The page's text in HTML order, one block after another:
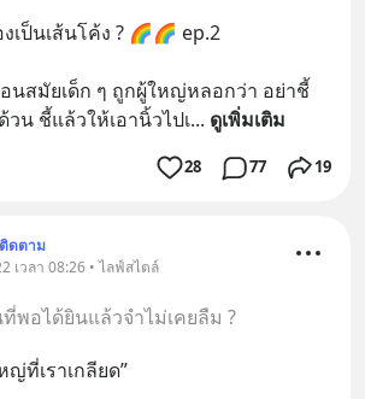
เป็นเส้นโค้ง ? 🌈🌈 ep.2
นสมัยเด็ก ๆ ถูกผู้ใหญ่หลอกว่า อย่าชี้
วน ชี้แล้วให้เอานิ้วไปเ... ดูเพิ่มเติม
28 77 19
ติดตาม
เวลา 08:26 • ไลฟ์สไตล์
พอได้ยินแล้วจำไม่เคยลืม ?
ญ่ที่เราเกลียด”